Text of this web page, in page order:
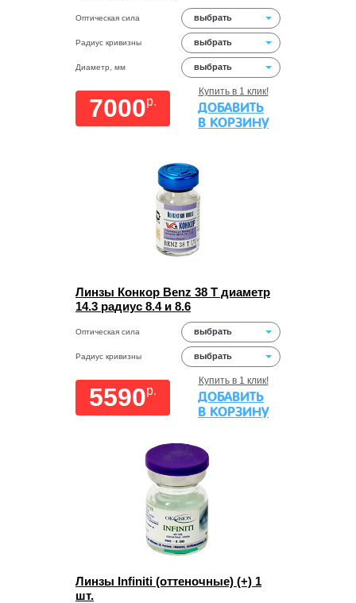
Оптическая сила выбрать
Радиус кривизны выбрать
Диаметр, мм выбрать
7000p.
Купить в 1 клик!
ДОБАВИТЬ
В КОРЗИНУ
Линзы Конкор Benz 38 Т диаметр
14.3 радиус 8.4 и 8.6
Оптическая сила выбрать
Радиус кривизны выбрать
5590p.
Купить в 1 клик!
ДОБАВИТЬ
В КОРЗИНУ
Линзы Infiniti (оттеночные) (+) 1
шт.